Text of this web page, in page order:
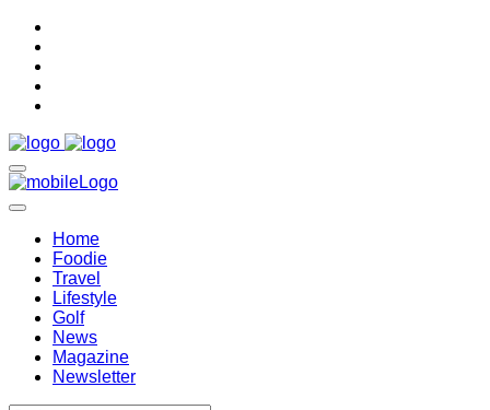
Home
Foodie
Travel
Lifestyle
Golf
News
Magazine
Newsletter